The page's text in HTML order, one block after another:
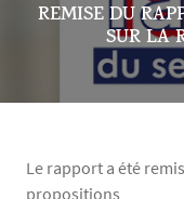
REMISE DU
SUR LA
Le rapport a été
propositions